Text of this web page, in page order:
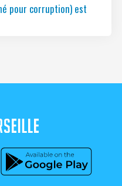
pour corruption) est